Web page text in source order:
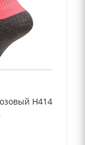
Н414